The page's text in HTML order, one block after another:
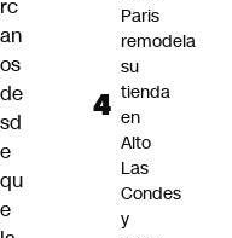
rc
an
os
de
sd
e
qu
e
Paris
remodela
su
tienda
en
Alto
Las
Condes
y